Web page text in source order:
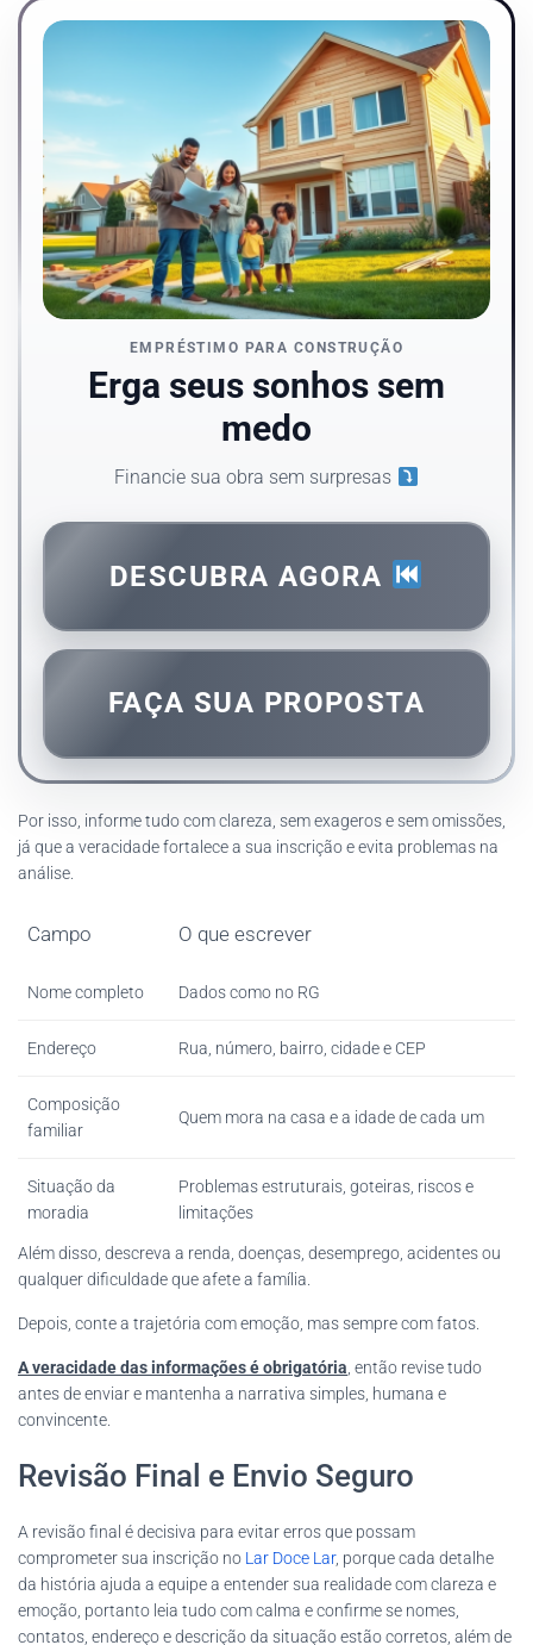
EMPRÉSTIMO PARA CONSTRUÇÃO
Erga seus sonhos sem
medo
Financie sua obra sem surpresas
DESCUBRA AGORA
FAÇA SUA PROPOSTA
Por isso, informe tudo com clareza, sem exageros e sem omissões,
já que a veracidade fortalece a sua inscrição e evita problemas na
análise.
Campo O que escrever
Nome completo Dados como no RG
Endereço Rua, número, bairro, cidade e CEP
Composição
familiar
Quem mora na casa e a idade de cada um
Situação da
moradia
Problemas estruturais, goteiras, riscos e
limitações
Além disso, descreva a renda, doenças, desemprego, acidentes ou
qualquer dificuldade que afete a família.
Depois, conte a trajetória com emoção, mas sempre com fatos.
A veracidade das informações é obrigatória , então revise tudo
antes de enviar e mantenha a narrativa simples, humana e
convincente.
Revisão Final e Envio Seguro
A revisão final é decisiva para evitar erros que possam
comprometer sua inscrição no Lar Doce Lar, porque cada detalhe
da história ajuda a equipe a entender sua realidade com clareza e
emoção, portanto leia tudo com calma e confirme se nomes,
contatos, endereço e descrição da situação estão corretos, além de